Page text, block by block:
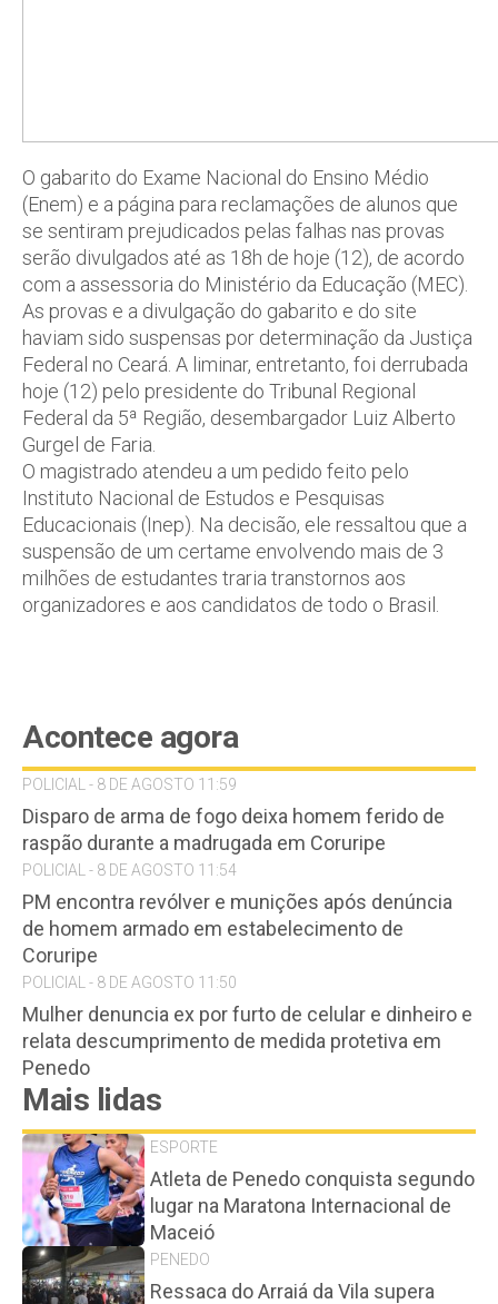
O gabarito do Exame Nacional do Ensino Médio
(Enem) e a página para reclamações de alunos que
se sentiram prejudicados pelas falhas nas provas
serão divulgados até as 18h de hoje (12), de acordo
com a assessoria do Ministério da Educação (MEC).
As provas e a divulgação do gabarito e do site
haviam sido suspensas por determinação da Justiça
Federal no Ceará. A liminar, entretanto, foi derrubada
hoje (12) pelo presidente do Tribunal Regional
Federal da 5ª Região, desembargador Luiz Alberto
Gurgel de Faria.
O magistrado atendeu a um pedido feito pelo
Instituto Nacional de Estudos e Pesquisas
Educacionais (Inep). Na decisão, ele ressaltou que a
suspensão de um certame envolvendo mais de 3
milhões de estudantes traria transtornos aos
organizadores e aos candidatos de todo o Brasil.
Acontece agora
POLICIAL - 8 DE AGOSTO 11:59
Disparo de arma de fogo deixa homem ferido de
raspão durante a madrugada em Coruripe
POLICIAL - 8 DE AGOSTO 11:54
PM encontra revólver e munições após denúncia
de homem armado em estabelecimento de
Coruripe
POLICIAL - 8 DE AGOSTO 11:50
Mulher denuncia ex por furto de celular e dinheiro e
relata descumprimento de medida protetiva em
Penedo
Mais lidas
ESPORTE
Atleta de Penedo conquista segundo
lugar na Maratona Internacional de
Maceió
PENEDO
Ressaca do Arraiá da Vila supera